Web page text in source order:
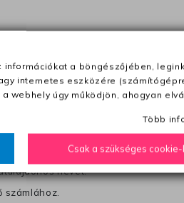
történő megerősítésétől számítva
elküldheti. Olyan utávéttel
tegyen egy megjegyzést,
nevét.
a böngészőjében,
internetes eszközére
webhely úgy működjön, ahogyan
Több
Csak a szükséges cookie-